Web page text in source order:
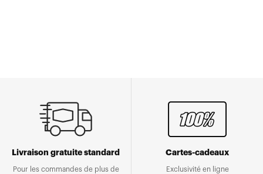
Livraison gratuite standard
Pour les commandes de plus de
Cartes-cadeaux
Exclusivité en ligne